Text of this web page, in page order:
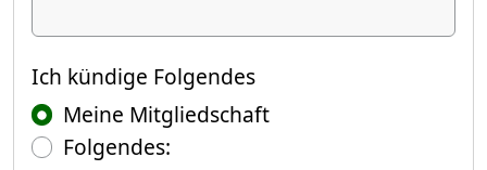
Ich kündige
Ich kündige Folgendes
Meine Mitgliedschaft
Folgendes: